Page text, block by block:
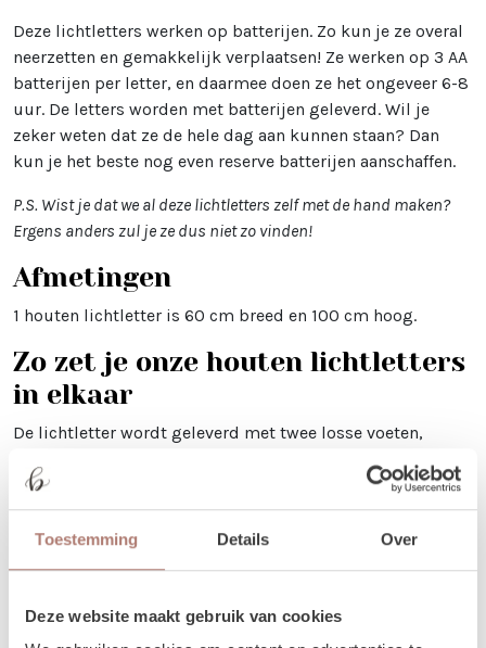
Toestemming Details Over
Deze website maakt gebruik van cookies
Deze lichtletters werken op batterijen. Zo kun je ze overal
neerzetten en gemakkelijk verplaatsen! Ze werken op 3 AA
batterijen per letter, en daarmee doen ze het ongeveer 6-8
uur. De letters worden met batterijen geleverd. Wil je
zeker weten dat ze de hele dag aan kunnen staan? Dan
kun je het beste nog even reserve batterijen aanschaffen.
P.S. Wist je dat we al deze lichtletters zelf met de hand maken?
Ergens anders zul je ze dus niet zo vinden!
Afmetingen
1 houten lichtletter is 60 cm breed en 100 cm hoog.
Zo zet je onze houten lichtletters
in elkaar
De lichtletter wordt geleverd met twee losse voeten,
de onderkant van de letter, zodat hij stevig kan staan.
Binnen een paar minuten is alles klaar voor gebruik!
Benieuwd hoe dat precies werkt? Check dan
deze
Tip: Is je ondergrond niet helemaal vlak of staan ze pal op de